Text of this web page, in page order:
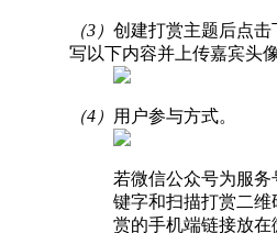
（3） 创建打赏主题后点
写以下内容并上传嘉宾头
（4） 用户参与方式。
若微信公众号为服
键字和扫描打赏二
赏的手机端链接放